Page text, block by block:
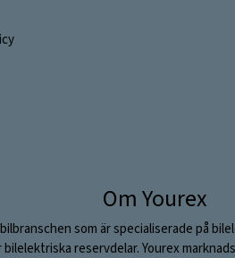
Om Yourex
som är specialiserade på
reservdelar. Yourex